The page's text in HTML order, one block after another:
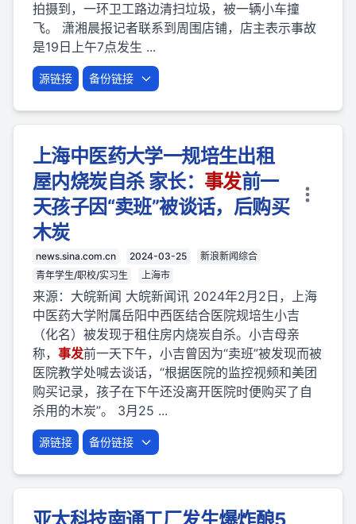
拍摄到，一环卫工路边清扫垃圾，被一辆小车撞
飞。 潇湘晨报记者联系到周围店铺，店主表示事故
是19日上午7点发生 ...
源链接 备份链接
上海中医药大学一规培生出租
屋内烧炭自杀 家长： 事发前一
天孩子因“卖班”被谈话，后购买
木炭
news.sina.com.cn 2024-03-25
新浪新闻综合
青年学生/职校/实习生
上海市
来源：大皖新闻 大皖新闻讯 2024年2月2日，上海
中医药大学附属岳阳中西医结合医院规培生小吉
（化名）被发现于租住房内烧炭自杀。小吉母亲
称， 事发前一天下午，小吉曾因为“卖班”被发现而被
医院教学处喊去谈话，“根据医院的监控视频和美团
购买记录，孩子在下午还没离开医院时便购买了自
杀用的木炭”。 3月25 ...
源链接 备份链接